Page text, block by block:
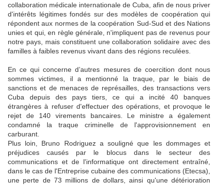
collaboration médicale internationale de Cuba, afin de nous priver
d'intérêts légitimes fondés sur des modèles de coopération qui
répondent aux normes de la coopération Sud-Sud et des Nations
unies et qui, en règle générale, n'impliquent pas de revenus pour
notre pays, mais constituent une collaboration solidaire avec des
familles à faibles revenus vivant dans des régions reculées.
En ce qui concerne d’autres mesures de coercition dont nous
sommes victimes, il a mentionné la traque, par le biais de
sanctions et de menaces de représailles, des transactions vers
Cuba depuis des pays tiers, ce qui a incité 40 banques
étrangères à refuser d'effectuer des opérations, et provoque le
rejet de 140 virements bancaires. Le ministre a également
condamné la traque criminelle de l'approvisionnement en
carburant.
Plus loin, Bruno Rodriguez a souligné que les dommages et
préjudices causés par le blocus dans le secteur des
communications et de l'informatique ont directement entraîné,
dans le cas de l'Entreprise cubaine des communications (Etecsa),
une perte de 73 millions de dollars, ainsi qu'une détérioration